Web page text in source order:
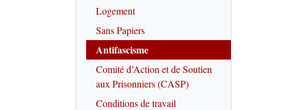
Logement
Sans Papiers
Antifascisme
Comité d’Action et de Soutien
aux Prisonniers (CASP)
Conditions de travail